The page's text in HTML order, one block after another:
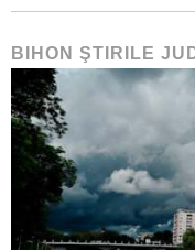
BIHON ŞTIRILE